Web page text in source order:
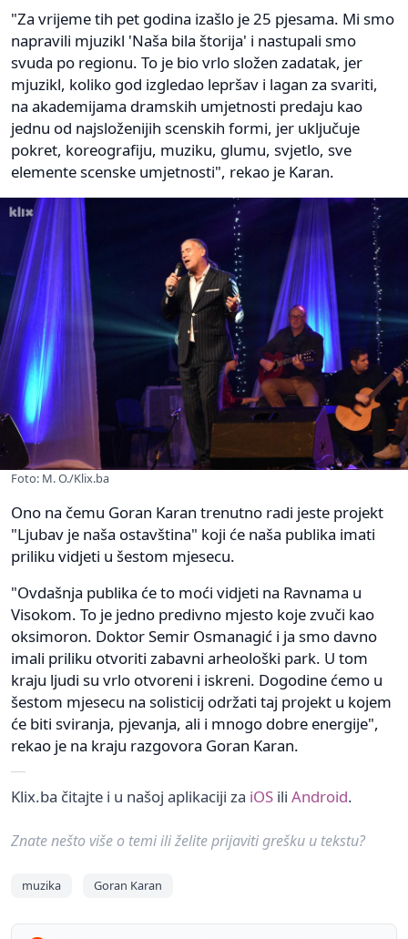
"Za vrijeme tih pet godina izašlo je 25 pjesama. Mi smo
napravili mjuzikl 'Naša bila štorija' i nastupali smo
svuda po regionu. To je bio vrlo složen zadatak, jer
mjuzikl, koliko god izgledao lepršav i lagan za svariti,
na akademijama dramskih umjetnosti predaju kao
jednu od najsloženijih scenskih formi, jer uključuje
pokret, koreografiju, muziku, glumu, svjetlo, sve
elemente scenske umjetnosti", rekao je Karan.
Foto: M. O./Klix.ba
Ono na čemu Goran Karan trenutno radi jeste projekt
"Ljubav je naša ostavština" koji će naša publika imati
priliku vidjeti u šestom mjesecu.
"Ovdašnja publika će to moći vidjeti na Ravnama u
Visokom. To je jedno predivno mjesto koje zvuči kao
oksimoron. Doktor Semir Osmanagić i ja smo davno
imali priliku otvoriti zabavni arheološki park. U tom
kraju ljudi su vrlo otvoreni i iskreni. Dogodine ćemo u
šestom mjesecu na solisticij održati taj projekt u kojem
će biti sviranja, pjevanja, ali i mnogo dobre energije",
rekao je na kraju razgovora Goran Karan.
Klix.ba čitajte i u našoj aplikaciji za iOS ili Android.
Znate nešto više o temi ili želite prijaviti grešku u tekstu?
muzika Goran Karan